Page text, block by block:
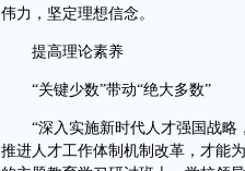
伟力，坚定理想信念。
提高理论素养
“关键少数”带动“绝大多数”
“深入实施新时代人才强国战略
推进人才工作体制机制改革，才能